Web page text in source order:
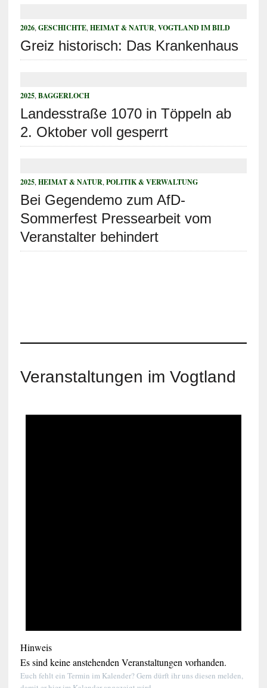
2026, GESCHICHTE, HEIMAT & NATUR, VOGTLAND IM BILD
Greiz historisch: Das Krankenhaus
2025, BAGGERLOCH
Landesstraße 1070 in Töppeln ab
2. Oktober voll gesperrt
2025, HEIMAT & NATUR, POLITIK & VERWALTUNG
Bei Gegendemo zum AfD-
Sommerfest Pressearbeit vom
Veranstalter behindert
Veranstaltungen im Vogtland
Hinweis
Es sind keine anstehenden Veranstaltungen vorhanden.
Euch fehlt ein Termin im Kalender? Gern dürft ihr uns diesen melden,